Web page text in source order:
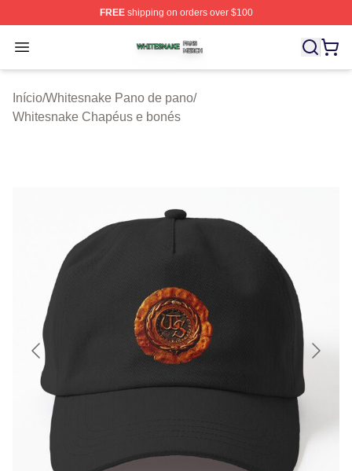
FREEshipping on orders over $100
Open menu
Whitesnake Shop ⚡️ Officially Licensed Whitesnake
Início/Whitesnake Pano de pano/
Whitesnake Chapéus e bonés